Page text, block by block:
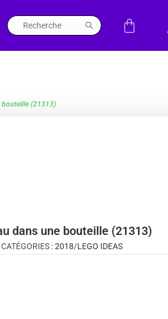
bouteille (21313)
dans une bouteille (21313)
CATÉGORIES :2018/LEGO IDEAS